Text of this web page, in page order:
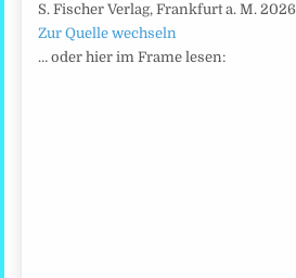
S. Fischer Verlag, Frankfurt a. M. 2026
Zur Quelle wechseln
… oder hier im Frame lesen: